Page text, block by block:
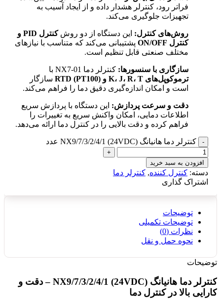
فراتر رود، کنترلر هشدار داده و از ایجاد آسیب به
تجهیزات جلوگیری می‌کند.
روش‌های کنترل: این دستگاه از دو روش
کنترل PID و
کنترل ON/OFF
پشتیبانی می‌کند که متناسب با نیازهای
مختلف صنعتی قابل تنظیم است.
سازگاری با سنسورها: کنترلر دما NX7-01 با
ترموکوپل‌های K، J، R، T و RTD (PT100)
سازگار
است و امکان اندازه‌گیری دقیق دما را فراهم می‌کند.
دقت و سرعت پردازش: این دستگاه با پردازش سریع
اطلاعات دمایی، امکان واکنش سریع به تغییرات را
فراهم کرده و دقت بالایی را در کنترل دما ارائه می‌دهد.
کنترلر دما هانیانگ NX9/7/3/2/4/1 (24VDC) عدد
افزودن به سبد خرید
دسته: کنترل کننده, کنترلر دما
اشتراک گذاری
توضیحات
توضیحات تکمیلی
نظرات (0)
نحوه حمل و نقل
توضیحات
کنترلر دما هانیانگ NX9/7/3/2/4/1 (24VDC) – دقت و
کارایی بالا در کنترل دما